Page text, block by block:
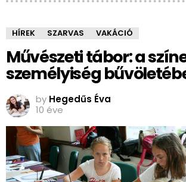
HÍREK SZARVAS VAKÁCIÓ
Művészeti tábor: a
személyiség
by Hegedűs Éva
10 éve